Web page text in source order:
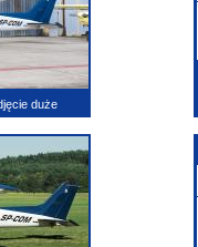
duże